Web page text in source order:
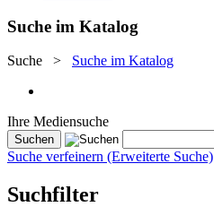
Suche im Katalog
Suche > Suche im Katalog
Ihre Mediensuche
Suche verfeinern (Erweiterte Suche)
Suchfilter